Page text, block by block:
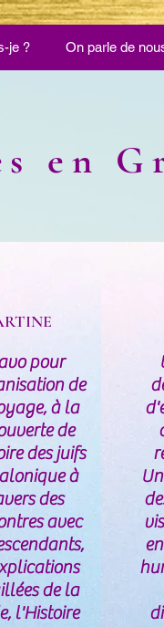
je ? On parle de
en
pour
de
à la
de
des juifs
à
des
avec
de la
l'Histoire